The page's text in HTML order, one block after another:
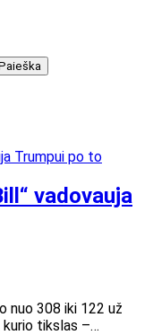
vadovauja
nuo 308 iki 122 už
tikslas –…